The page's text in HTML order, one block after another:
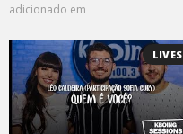
adicionado em
LIVES